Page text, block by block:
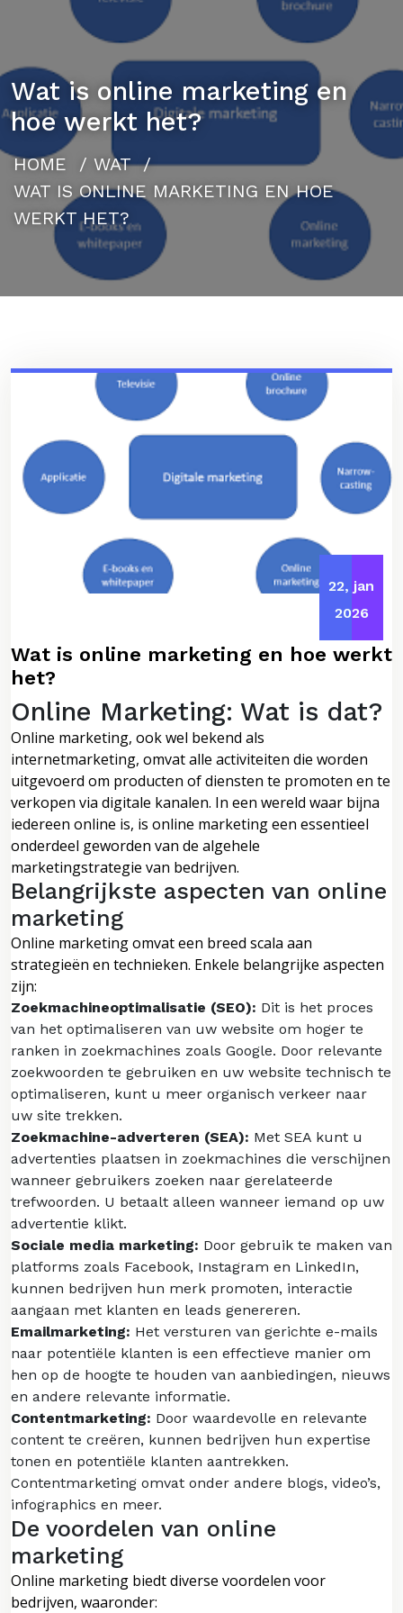
Wat is online marketing en
hoe werkt het?
HOME / WAT/
WAT IS ONLINE MARKETING EN HOE
WERKT HET?
22, jan
2026
Wat is online marketing en hoe werkt
het?
Online Marketing: Wat is dat?
Online marketing, ook wel bekend als
internetmarketing, omvat alle activiteiten die worden
uitgevoerd om producten of diensten te promoten en te
verkopen via digitale kanalen. In een wereld waar bijna
iedereen online is, is online marketing een essentieel
onderdeel geworden van de algehele
marketingstrategie van bedrijven.
Belangrijkste aspecten van online
marketing
Online marketing omvat een breed scala aan
strategieën en technieken. Enkele belangrijke aspecten
zijn:
Zoekmachineoptimalisatie (SEO): Dit is het proces
van het optimaliseren van uw website om hoger te
ranken in zoekmachines zoals Google. Door relevante
zoekwoorden te gebruiken en uw website technisch te
optimaliseren, kunt u meer organisch verkeer naar
uw site trekken.
Zoekmachine-adverteren (SEA): Met SEA kunt u
advertenties plaatsen in zoekmachines die verschijnen
wanneer gebruikers zoeken naar gerelateerde
trefwoorden. U betaalt alleen wanneer iemand op uw
advertentie klikt.
Sociale media marketing: Door gebruik te maken van
platforms zoals Facebook, Instagram en LinkedIn,
kunnen bedrijven hun merk promoten, interactie
aangaan met klanten en leads genereren.
Emailmarketing: Het versturen van gerichte e-mails
naar potentiële klanten is een effectieve manier om
hen op de hoogte te houden van aanbiedingen, nieuws
en andere relevante informatie.
Contentmarketing: Door waardevolle en relevante
content te creëren, kunnen bedrijven hun expertise
tonen en potentiële klanten aantrekken.
Contentmarketing omvat onder andere blogs, video’s,
infographics en meer.
De voordelen van online
marketing
Online marketing biedt diverse voordelen voor
bedrijven, waaronder: